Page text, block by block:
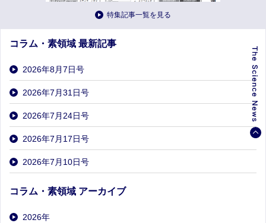
特集記事一覧を見る
コラム・素領域 最新記事
2026年8月7日号
2026年7月31日号
2026年7月24日号
2026年7月17日号
2026年7月10日号
コラム・素領域 アーカイブ
2026年